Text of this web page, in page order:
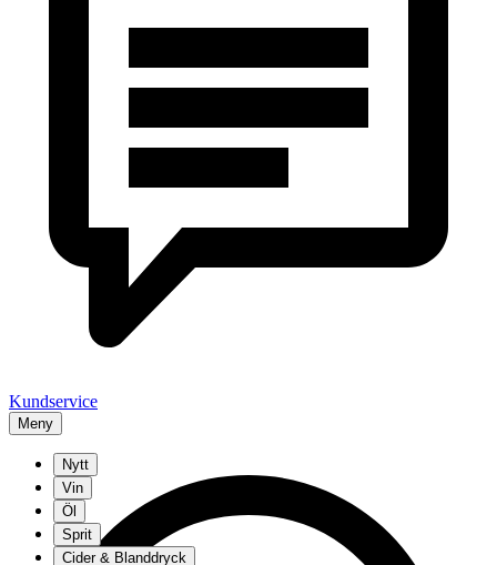
Kundservice
Meny
Nytt
Vin
Öl
Sprit
Cider & Blanddryck